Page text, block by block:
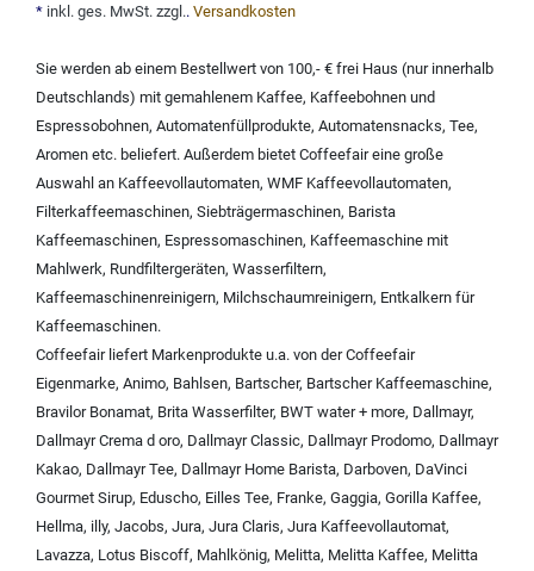
* inkl. ges. MwSt. zzgl.. Versandkosten
Sie werden ab einem Bestellwert von 100,- € frei Haus (nur innerhalb
Deutschlands) mit gemahlenem Kaffee, Kaffeebohnen und
Espressobohnen, Automatenfüllprodukte, Automatensnacks, Tee,
Aromen etc. beliefert. Außerdem bietet Coffeefair eine große
Auswahl an Kaffeevollautomaten, WMF Kaffeevollautomaten,
Filterkaffeemaschinen, Siebträgermaschinen, Barista
Kaffeemaschinen, Espressomaschinen, Kaffeemaschine mit
Mahlwerk, Rundfiltergeräten, Wasserfiltern,
Kaffeemaschinenreinigern, Milchschaumreinigern, Entkalkern für
Kaffeemaschinen.
Coffeefair liefert Markenprodukte u.a. von derCoffeefair
Eigenmarke, Animo, Bahlsen, Bartscher, Bartscher Kaffeemaschine,
Bravilor Bonamat, Brita Wasserfilter, BWT water + more, Dallmayr,
Dallmayr Crema d oro, Dallmayr Classic, Dallmayr Prodomo, Dallmayr
Kakao, Dallmayr Tee, Dallmayr Home Barista, Darboven, DaVinci
Gourmet Sirup, Eduscho, Eilles Tee, Franke, Gaggia, Gorilla Kaffee,
Hellma, illy, Jacobs, Jura, Jura Claris, Jura Kaffeevollautomat,
Lavazza, Lotus Biscoff, Mahlkönig, Melitta, Melitta Kaffee, Melitta